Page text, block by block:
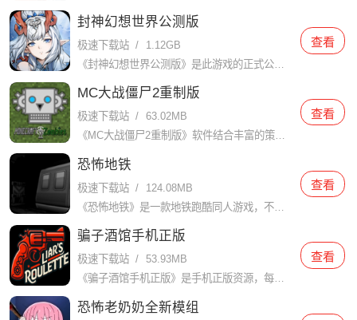
封神幻想世界公测版
极速下载站 /
1.12GB
《封神幻想世界公测版》是此游戏的正式公测版，让你可以和你朋友一起玩，游戏提供了大量的主线和支线任务，玩家可以选择不同的职业和技能进行定制化培养。无论你是喜欢打怪升级，还是想参加社交活动，游戏都能满足你
查看
MC大战僵尸2重制版
极速下载站 / 63.02MB
《MC大战僵尸2重制版》软件结合丰富的策略元素和创意游戏设计，玩家将面对来自不同时间线的僵尸袭击，必须使用各种植物保卫家园。在不同的时空场景中，玩家将体验到独特的关卡设计和全新的敌人类型，让你欲罢不能
查看
恐怖地铁
极速下载站 /
124.08MB
《恐怖地铁》是一款地铁跑酷同人游戏，不再是跑酷游戏，加入了恐怖元素，给玩家带来前所未有的不寒而栗的体验。游戏氛围异常压抑阴森，地下摆放着各种神秘阴森的物品，如废弃的手提箱、破旧的报纸、腐蚀发霉的墙壁等
查看
骗子酒馆手机正版
极速下载站 / 53.93MB
《骗子酒馆手机正版》是手机正版资源，每位玩家扮演的酒馆客人都有独特的身份和技能。游戏的基本要素之一是 “欺骗”，这也是游戏的策略之一。在有限的游戏时间内，玩家必须依靠收集到的线索和自己的直觉，巧妙地编
查看
恐怖老奶奶全新模组